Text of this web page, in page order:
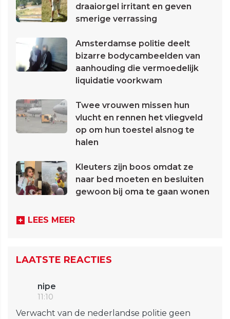
draaiorgel irritant en geven
smerige verrassing
Amsterdamse politie deelt
bizarre bodycambeelden van
aanhouding die vermoedelijk
liquidatie voorkwam
Twee vrouwen missen hun
vlucht en rennen het vliegveld
op om hun toestel alsnog te
halen
Kleuters zijn boos omdat ze
naar bed moeten en besluiten
gewoon bij oma te gaan wonen
LEES MEER
LAATSTE REACTIES
nipe
11:10
Verwacht van de nederlandse politie geen